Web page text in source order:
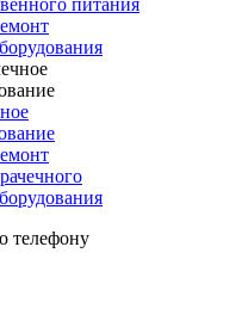
питания
телефону